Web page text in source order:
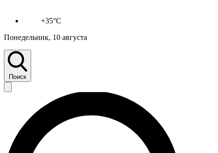
+35°C
Понедельник, 10 августа
Поиск